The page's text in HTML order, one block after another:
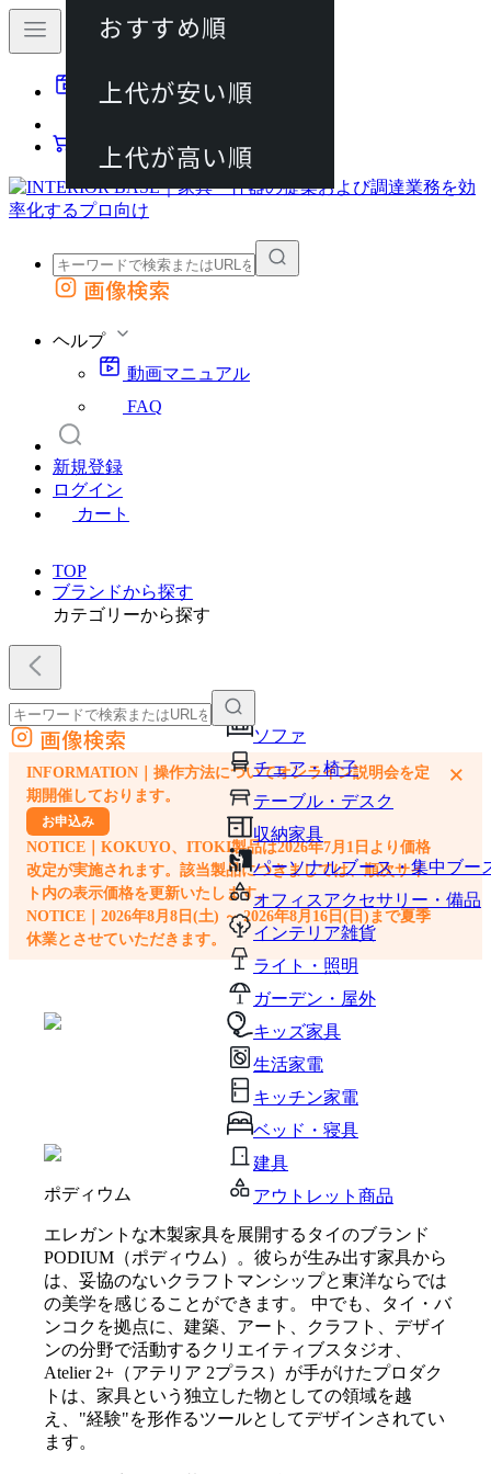
動画マニュアル
カート
外部サイトの商品をカートに追加
画像検索
ヘルプ
動画マニュアル
FAQ
新規登録
ログイン
カート
TOP
ブランドから探す
カテゴリーから探す
ソファ
チェア・椅子
テーブル・デスク
収納家具
パーソナルブース・集中ブー
オフィスアクセサリー・備品
インテリア雑貨
ライト・照明
ガーデン・屋外
キッズ家具
生活家電
キッチン家電
ベッド・寝具
建具
アウトレット商品
外部サイトの商品をカートに追加
他のサイトで見つけた商品ページのURLを貼り付けて、カートに追加できます
画像検索
INFORMATION｜操作方法についてオンライン説明会を定
期開催しております。
お申込み
NOTICE｜KOKUYO、ITOKI製品は2026年7月1日より価格
改定が実施されます。該当製品につきましては、順次サイ
ト内の表示価格を更新いたします。
NOTICE｜2026年8月8日(土) ～ 2026年8月16日(日)まで夏季
休業とさせていただきます。
×
ポディウム
エレガントな木製家具を展開するタイのブランド
PODIUM（ポディウム）。彼らが生み出す家具から
は、妥協のないクラフトマンシップと東洋ならでは
の美学を感じることができます。 中でも、タイ・バ
ンコクを拠点に、建築、アート、クラフト、デザイ
ンの分野で活動するクリエイティブスタジオ、
Atelier 2+（アテリア 2プラス）が手がけたプロダク
トは、家具という独立した物としての領域を越
え、"経験"を形作るツールとしてデザインされてい
ます。
おすすめ順
上代が安い順
上代が高い順